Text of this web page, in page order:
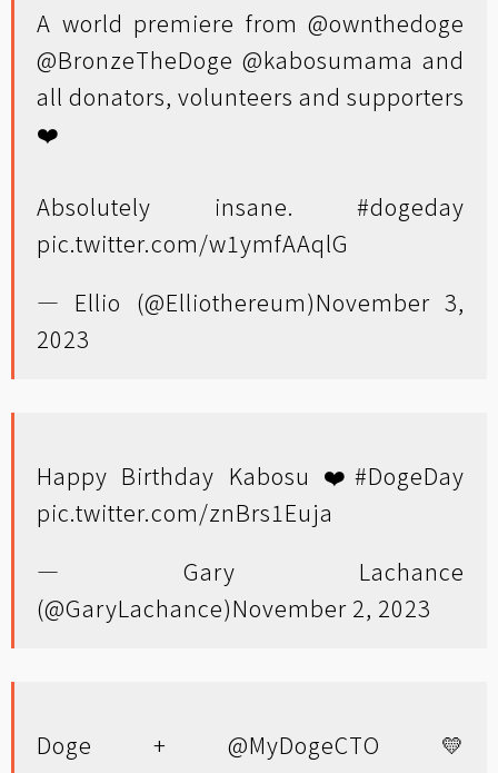
A world premiere from @ownthedoge
@BronzeTheDoge @kabosumama and
all donators, volunteers and supporters
❤️
Absolutely insane. #dogeday
pic.twitter.com/w1ymfAAqlG
— Ellio (@Elliothereum)November 3,
2023
Happy Birthday Kabosu ❤️ #DogeDay
pic.twitter.com/znBrs1Euja
— Gary Lachance
(@GaryLachance)November 2, 2023
Doge + @MyDogeCTO 💛